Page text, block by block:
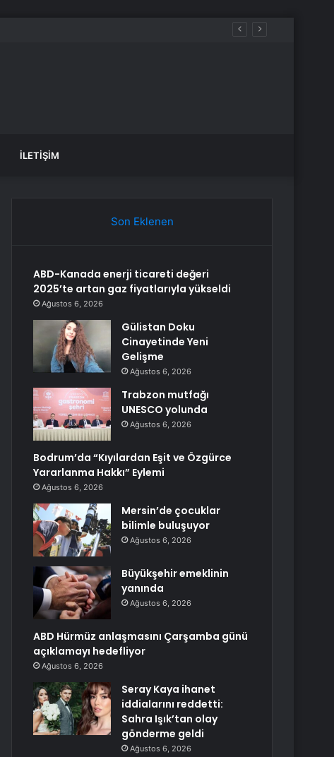
İLETIŞIM
Son Eklenen
ABD-Kanada enerji ticareti değeri
2025’te artan gaz fiyatlarıyla yükseldi
Ağustos 6, 2026
Gülistan Doku
Cinayetinde Yeni
Gelişme
Ağustos 6, 2026
Trabzon mutfağı
UNESCO yolunda
Ağustos 6, 2026
Bodrum’da “Kıyılardan Eşit ve Özgürce
Yararlanma Hakkı” Eylemi
Ağustos 6, 2026
Mersin’de çocuklar
bilimle buluşuyor
Ağustos 6, 2026
Büyükşehir emeklinin
yanında
Ağustos 6, 2026
ABD Hürmüz anlaşmasını Çarşamba günü
açıklamayı hedefliyor
Ağustos 6, 2026
Seray Kaya ihanet
iddialarını reddetti:
Sahra Işık’tan olay
gönderme geldi
Ağustos 6, 2026